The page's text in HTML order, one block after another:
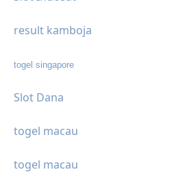
result kamboja
togel singapore
Slot Dana
togel macau
togel macau